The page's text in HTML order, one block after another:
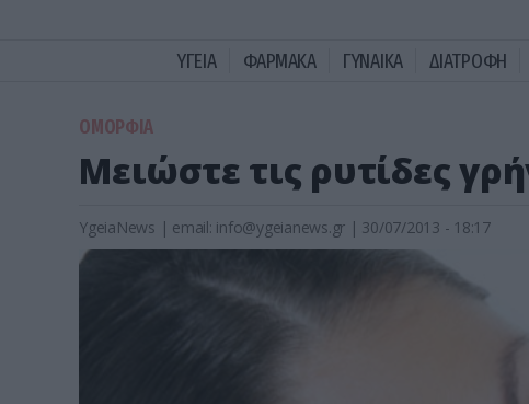
ΥΓΕΙΑ ΦΑΡΜΑΚΑ ΓΥΝΑΙΚΑ ΔΙΑΤΡΟΦΗ
ΟΜΟΡΦΙΑ
Μειώστε τις ρυτίδες
YgeiaNews | email: info@ygeianews.gr | 30/07/2013 - 18:17